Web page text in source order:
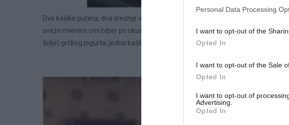
Personal Data Processing
I want to opt-out of the
Opted In
I want to opt-out of the Sale
Opted In
I want to opt-out of
Advertising.
Opted In
Dve kašike putera, dva srednje velika sveža crna luka sitno iseckana, 200
sveže mleveni crni biber po ukusu, dve kašike sveže seckanog peršuna, dva
šolje) grčkog jogurta, jedna kašika sveže seckanog mirođije i dodatni sveže